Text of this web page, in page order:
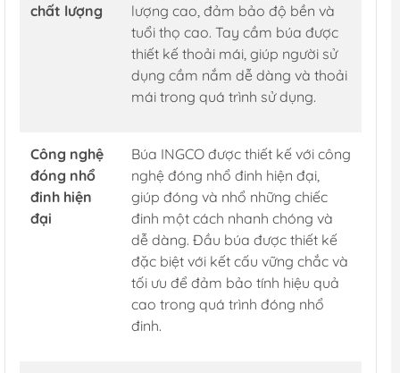
chất lượng
lượng cao, đảm bảo độ bền và
tuổi thọ cao. Tay cầm búa được
thiết kế thoải mái, giúp người sử
dụng cầm nắm dễ dàng và thoải
mái trong quá trình sử dụng.
Công nghệ
đóng nhổ
đinh hiện
đại
Búa INGCO được thiết kế với công
nghệ đóng nhổ đinh hiện đại,
giúp đóng và nhổ những chiếc
đinh một cách nhanh chóng và
dễ dàng. Đầu búa được thiết kế
đặc biệt với kết cấu vững chắc và
tối ưu để đảm bảo tính hiệu quả
cao trong quá trình đóng nhổ
đinh.